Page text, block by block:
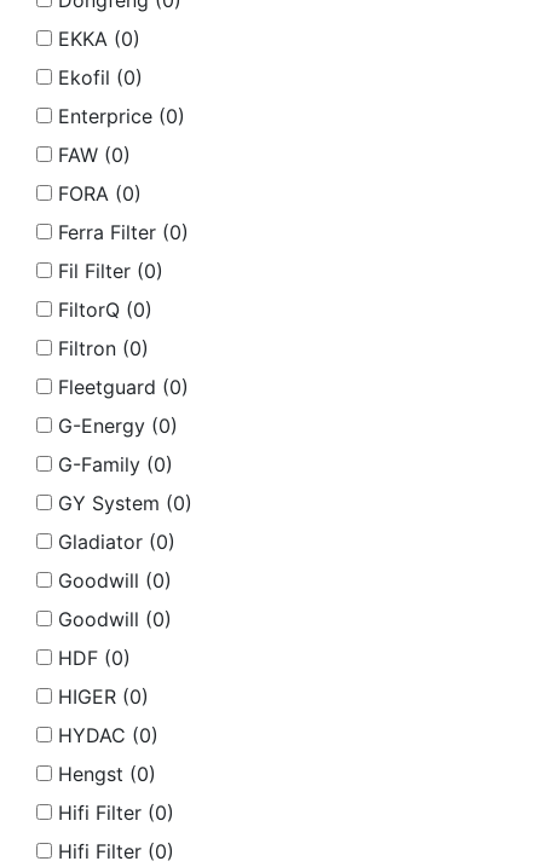
EKKA (0)
Ekofil (0)
Enterprice (0)
FAW (0)
FORA (0)
Ferra Filter (0)
Fil Filter (0)
FiltorQ (0)
Filtron (0)
Fleetguard (0)
G-Energy (0)
G-Family (0)
GY System (0)
Gladiator (0)
Goodwill (0)
Goodwill (0)
HDF (0)
HIGER (0)
HYDAC (0)
Hengst (0)
Hifi Filter (0)
Hifi Filter (0)